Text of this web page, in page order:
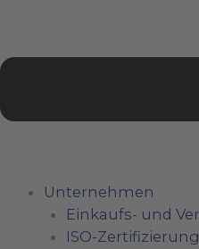
Unternehmen
Einkaufs- und
ISO-Zertifizierung